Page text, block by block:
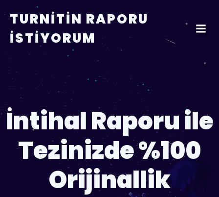
TURNITIN RAPORU
İSTIYORUM
İntihal Raporu ile
Tezinizde %100
Orijinallik